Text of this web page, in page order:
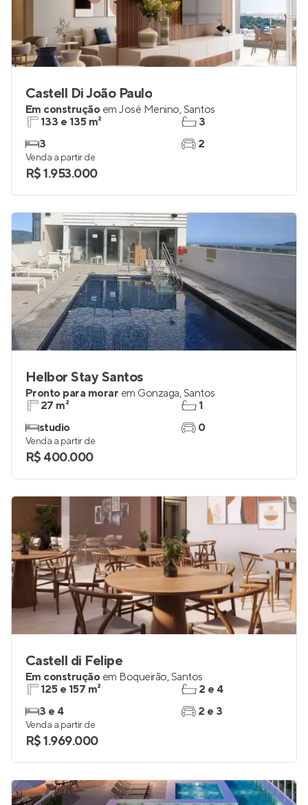
Castell Di João Paulo
Em construção em José Menino,Santos
133 e 135 m²
3
3
2
Venda a partir de
R$ 1.953.000
Helbor Stay Santos
Pronto para morar em Gonzaga,Santos
27 m²
studio
1
0
Venda a partir de
R$ 400.000
Castell di Felipe
Em construção em Boqueirão,Santos
125 e 157 m²
3 e 4
2 e 4
2 e 3
Venda a partir de
R$ 1.969.000